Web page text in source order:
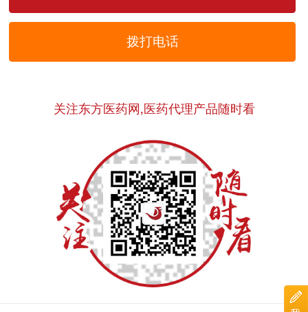
拨打电话
关注东方医药网,医药代理产品随时看